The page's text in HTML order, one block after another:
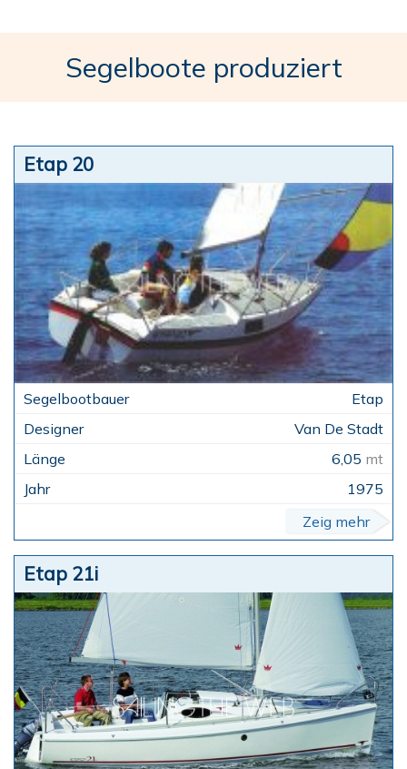
Segelboote produziert
Etap 20
Etap
Van De Stadt
6,05 mt
1975
Zeig mehr
Etap 21i